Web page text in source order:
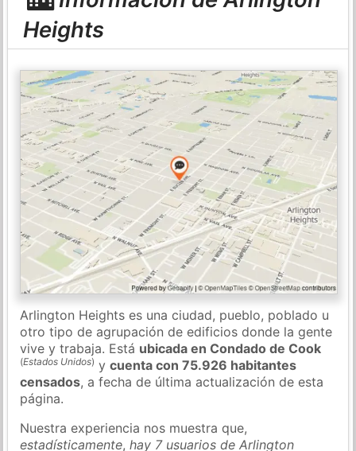
Heights
Arlington Heights es una ciudad, pueblo, poblado u
otro tipo de agrupación de edificios donde la gente
vive y trabaja. Está ubicada en Condado de Cook
(Estados Unidos) ycuenta con 75.926 habitantes
censados, a fecha de última actualización de esta
página.
Nuestra experiencia nos muestra que,
estadísticamente,hay 7 usuarios de Arlington